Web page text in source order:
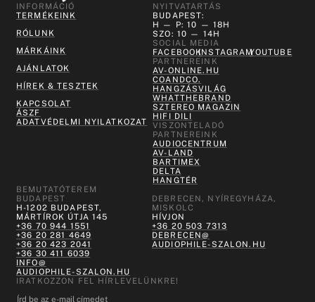
INFORMÁCIÓ
TERMÉKEINK
RÓLUNK
MÁRKÁINK
AJÁNLATOK
HÍREK & TESZTEK
KAPCSOLAT
ÁSZF
ADATVÉDELMI NYILATKOZAT
NYITVATARTÁS
BUDAPEST:
H — P: 10 — 18H
SZO: 10 — 14H
SOCIAL MEDIA
FACEBOOKINSTAGRAMYOUTUBE
PARTNEREINK
AV-ONLINE.HU
COANDCO.
HANGZÁSVILÁG
WHATTHEBRAND
SZTEREO MAGAZIN
HIFI DILI
VISZONTELADÓ
PARTNEREINK
AUDIOCENTRUM
AV-LAND
BARTIMEX
DELTA
HANGTÉR
BEMUTATÓTEREM
BUDAPEST
H-1202 BUDAPEST,
MÁRTÍROK ÚTJA 145
+36 70 944 1551
+36 20 281 4649
+36 20 423 2041
+36 30 411 6039
INFO@
AUDIOPHILE-SZALON.HU
DEBRECEN, NYÍREGYHÁZA,
MISKOLC
HÍVJON
+36 20 503 7313
DEBRECEN@
AUDIOPHILE-SZALON.HU
IRATKOZZON FEL HÍRLEVELÜNKRE!